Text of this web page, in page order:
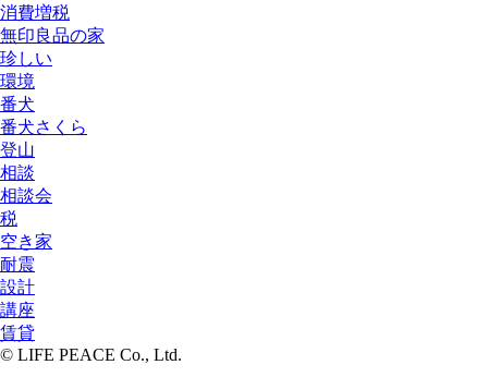
消費増税
無印良品の家
珍しい
環境
番犬
番犬さくら
登山
相談
相談会
税
空き家
耐震
設計
講座
賃貸
© LIFE PEACE Co., Ltd.